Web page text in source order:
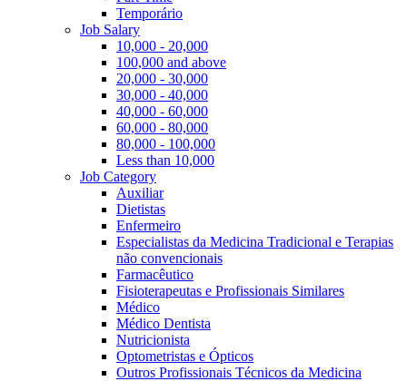
Temporário
Job Salary
10,000 - 20,000
100,000 and above
20,000 - 30,000
30,000 - 40,000
40,000 - 60,000
60,000 - 80,000
80,000 - 100,000
Less than 10,000
Job Category
Auxiliar
Dietistas
Enfermeiro
Especialistas da Medicina Tradicional e Terapias
não convencionais
Farmacêutico
Fisioterapeutas e Profissionais Similares
Médico
Médico Dentista
Nutricionista
Optometristas e Ópticos
Outros Profissionais Técnicos da Medicina